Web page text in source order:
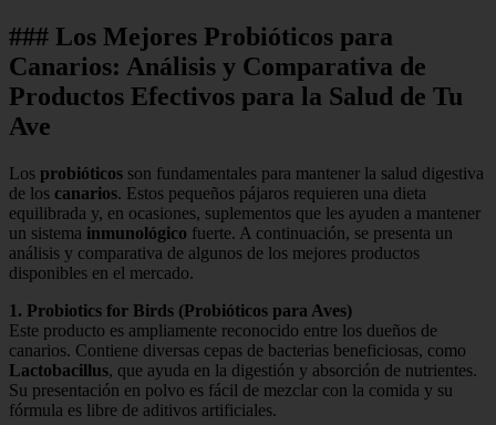
### Los Mejores Probióticos para
Canarios: Análisis y Comparativa de
Productos Efectivos para la Salud de Tu
Ave
Los probióticos son fundamentales para mantener la salud digestiva
de los canarios. Estos pequeños pájaros requieren una dieta
equilibrada y, en ocasiones, suplementos que les ayuden a mantener
un sistema inmunológico fuerte. A continuación, se presenta un
análisis y comparativa de algunos de los mejores productos
disponibles en el mercado.
1. Probiotics for Birds (Probióticos para Aves)
Este producto es ampliamente reconocido entre los dueños de
canarios. Contiene diversas cepas de bacterias beneficiosas, como
Lactobacillus, que ayuda en la digestión y absorción de nutrientes.
Su presentación en polvo es fácil de mezclar con la comida y su
fórmula es libre de aditivos artificiales.